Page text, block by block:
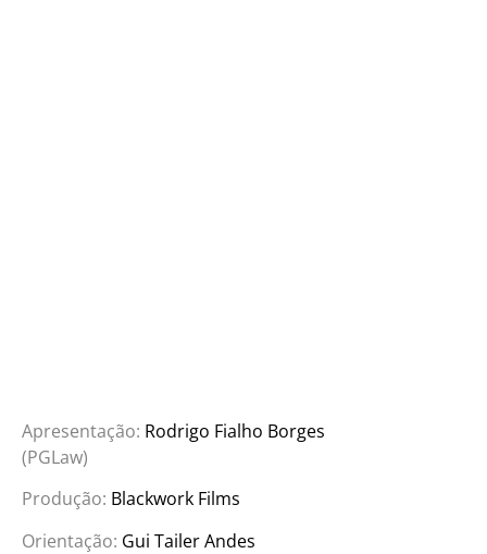
Apresentação: Rodrigo Fialho Borges
(PGLaw)
Produção: Blackwork Films
Orientação: Gui Tailer Andes